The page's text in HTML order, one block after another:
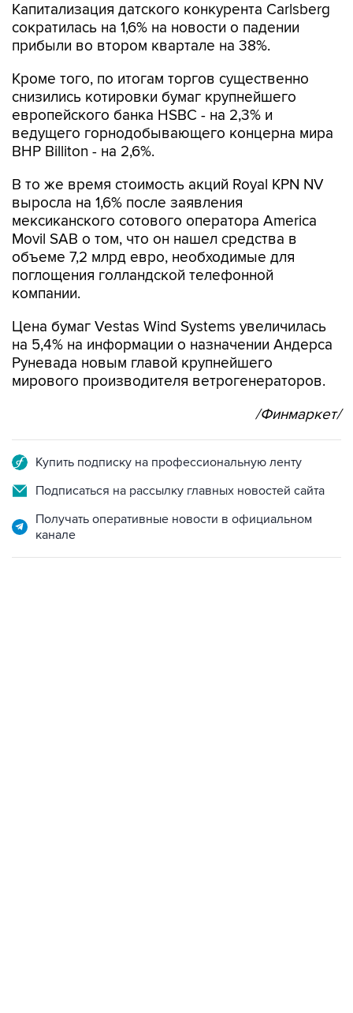
Капитализация датского конкурента Carlsberg
сократилась на 1,6% на новости о падении
прибыли во втором квартале на 38%.
Кроме того, по итогам торгов существенно
снизились котировки бумаг крупнейшего
европейского банка HSBC - на 2,3% и
ведущего горнодобывающего концерна мира
BHP Billiton - на 2,6%.
В то же время стоимость акций Royal KPN NV
выросла на 1,6% после заявления
мексиканского сотового оператора America
Movil SAB о том, что он нашел средства в
объеме 7,2 млрд евро, необходимые для
поглощения голландской телефонной
компании.
Цена бумаг Vestas Wind Systems увеличилась
на 5,4% на информации о назначении Андерса
Руневада новым главой крупнейшего
мирового производителя ветрогенераторов.
/Финмаркет/
Купить подписку на профессиональную ленту
Подписаться на рассылку главных новостей сайта
Получать оперативные новости в официальном
канале